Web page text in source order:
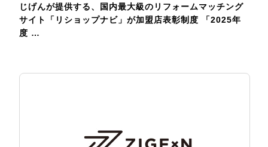
じげんが提供する、国内最大級のリフォームマッチング
サイト「リショップナビ」が加盟店表彰制度 「2025年
度 …